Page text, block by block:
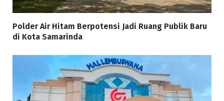
Polder Air Hitam Berpotensi Jadi Ruang Publik Baru
di Kota Samarinda